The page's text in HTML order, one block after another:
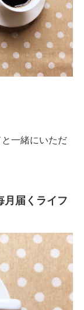
一緒にいただ
月届くライフ